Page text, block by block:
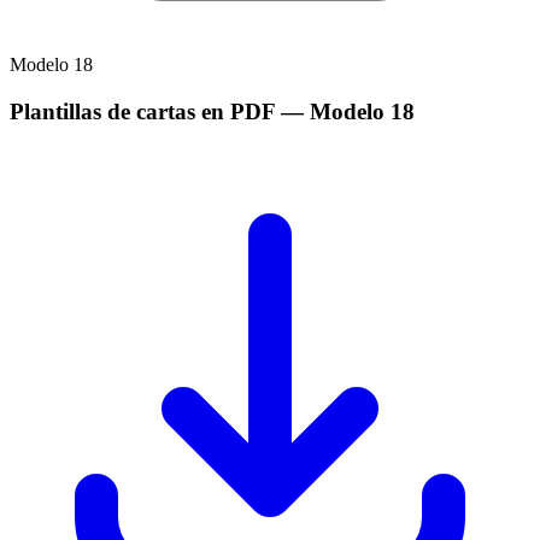
Modelo 18
Plantillas de cartas en PDF— Modelo 18